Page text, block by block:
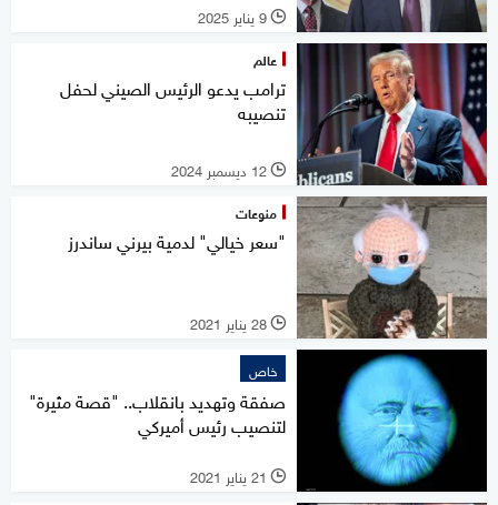
l 9 يناير 2025
عالم
ترامب يدعو الرئيس الصيني لحفل
تنصيبه
l 12 ديسمبر 2024
منوعات
"سعر خيالي" لدمية بيرني ساندرز
l 28 يناير 2021
خاص
صفقة وتهديد بانقلاب.. "قصة مثيرة"
لتنصيب رئيس أميركي
l 21 يناير 2021